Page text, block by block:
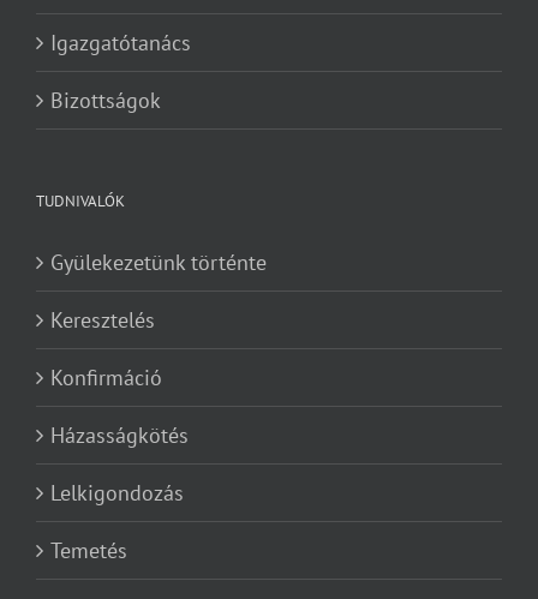
Igazgatótanács
Bizottságok
TUDNIVALÓK
Gyülekezetünk történte
Keresztelés
Konfirmáció
Házasságkötés
Lelkigondozás
Temetés